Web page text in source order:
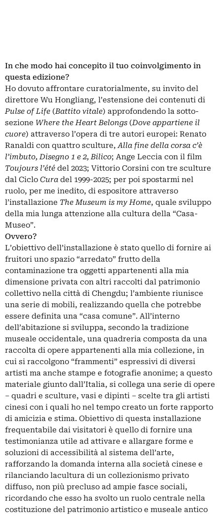
In che modo hai concepito il tuo coinvolgimento in
questa edizione?
Ho dovuto affrontare curatorialmente, su invito del
direttore Wu Hongliang, l’estensione dei contenuti di
Pulse of Life (Battito vitale) approfondendo la sotto-
sezione Where the Heart Belongs (Dove appartiene il
cuore) attraverso l’opera di tre autori europei: Renato
Ranaldi con quattro sculture,Alla fine della corsa c’è
l’imbuto, Disegno 1 e 2, Bilico; Ange Leccia con il film
Toujours l’été del 2023; Vittorio Corsini con tre sculture
dal Ciclo Cura del 1999-2025; per poi spostarmi nel
ruolo, per me inedito, di espositore attraverso
l’installazione The Museum is my Home, quale sviluppo
della mia lunga attenzione alla cultura della “Casa-
Museo”.
Ovvero?
L’obiettivo dell’installazione è stato quello di fornire ai
fruitori uno spazio “arredato” frutto della
contaminazione tra oggetti appartenenti alla mia
dimensione privata con altri raccolti dal patrimonio
collettivo nella città di Chengdu; l’ambiente riunisce
una serie di mobili, realizzando quella che potrebbe
essere definita una “casa comune”. All’interno
dell’abitazione si sviluppa, secondo la tradizione
museale occidentale, una quadreria composta da una
raccolta di opere appartenenti alla mia collezione, in
cui si raccolgono “frammenti” espressivi di diversi
artisti ma anche stampe e fotografie anonime; a questo
materiale giunto dall’Italia, si collega una serie di opere
– quadri e sculture, vasi e dipinti – scelte tra gli artisti
cinesi con i quali ho nel tempo creato un forte rapporto
di amicizia e stima. Obiettivo di questa installazione
frequentabile dai visitatori è quello di fornire una
testimonianza utile ad attivare e allargare forme e
soluzioni di accessibilità al sistema dell’arte,
rafforzando la domanda interna alla società cinese e
rilanciando lacultura di un collezionismo privato
diffuso, non più precluso ad ampie fasce sociali,
ricordando che esso ha svolto un ruolo centrale nella
costituzione del patrimonio artistico e museale antico